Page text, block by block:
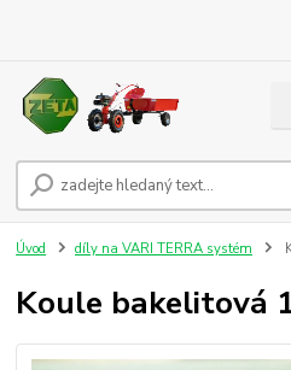
Úvod díly na VARI TERRA systém
Koule bakelitová